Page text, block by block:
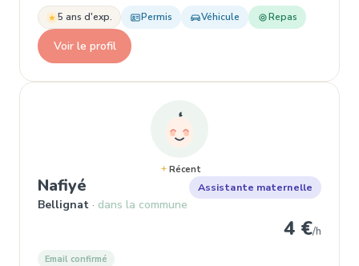
5 ans d'exp. Permis Véhicule Repas
Voir le profil
Récent
Nafiyé , Assistante maternelle à
Bellignat dans la commune
Assistante maternelle
4 €/h
Email confirmé